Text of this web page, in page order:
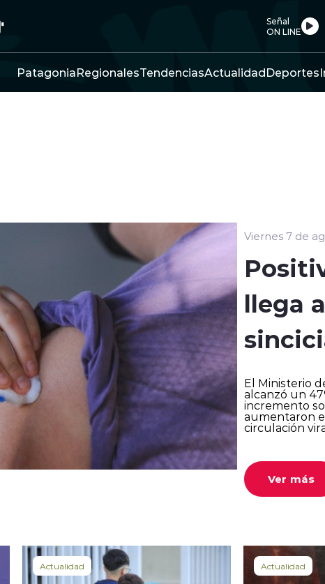
Señal
ON LINE
PatagoniaRegionalesTendenciasActualidadDeportes
Viernes 7 de
llega
El Ministerio
alcanzó un
incremento
aumentaron
circulación
Ver más
Actualidad Actualidad